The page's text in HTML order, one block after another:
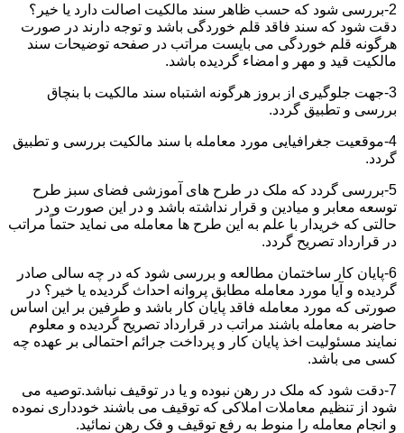
2-بررسی شود که حسب ظاهر سند مالکیت اصالت دارد یا خیر؟
دقت شود که سند فاقد قلم خوردگی باشد و توجه دارند در صورت
هرگونه قلم خوردگی می بایست مراتب در صفحه توضیحات سند
مالکیت قید و مهر و امضاء گردیده باشد.
3-جهت جلوگیری از بروز هرگونه اشتباه سند مالکیت با بنچاق
بررسی و تطبیق گردد.
4-موقعیت جغرافیایی مورد معامله با سند مالکیت بررسی و تطبیق
گردد.
5-بررسی گردد که ملک در طرح های آموزشی فضای سبز طرح
توسعه معابر و میادین و قرار نداشته باشد و در این صورت و در
حالتی که خریدار با علم به این طرح ها معامله می نماید حتماً مراتب
در قرارداد تصریح گردد.
6-پایان کار ساختمان مطالعه و بررسی شود که در چه سالی صادر
گردیده و آیا مورد معامله مطابق پروانه احداث گردیده یا خیر؟ در
صورتی که مورد معامله فاقد پایان کار باشد و طرفین بر این اساس
حاضر به معامله باشند مراتب در قرارداد تصریح گردیده و معلوم
نمایند مسئولیت اخذ پایان کار و پرداخت جرائم احتمالی بر عهده چه
کسی می باشد.
7-دقت شود که ملک در رهن نبوده و یا در توقیف نباشد.توصیه می
شود از تنظیم معاملات املاکی که توقیف می باشند خودداری نموده
و انجام معامله را منوط به رفع توقیف و فک رهن نمائید.